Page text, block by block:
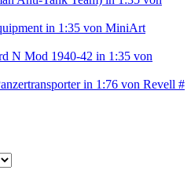
in 1:35 von MiniArt
N Mod 1940-42 in 1:35 von
in 1:76 von Revell #